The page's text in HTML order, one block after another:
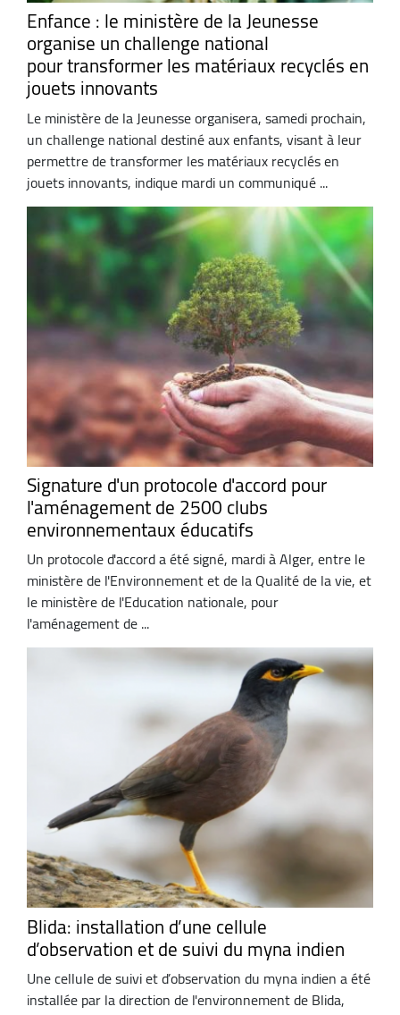
Enfance : le ministère de la Jeunesse
organise un challenge national
pour transformer les matériaux recyclés en
jouets innovants
Le ministère de la Jeunesse organisera, samedi prochain,
un challenge national destiné aux enfants, visant à leur
permettre de transformer les matériaux recyclés en
jouets innovants, indique mardi un communiqué ...
Signature d'un protocole d'accord pour
l'aménagement de 2500 clubs
environnementaux éducatifs
Un protocole d'accord a été signé, mardi à Alger, entre le
ministère de l'Environnement et de la Qualité de la vie, et
le ministère de l'Education nationale, pour
l'aménagement de ...
Blida: installation d’une cellule
d’observation et de suivi du myna indien
Une cellule de suivi et d’observation du myna indien a été
installée par la direction de l'environnement de Blida,